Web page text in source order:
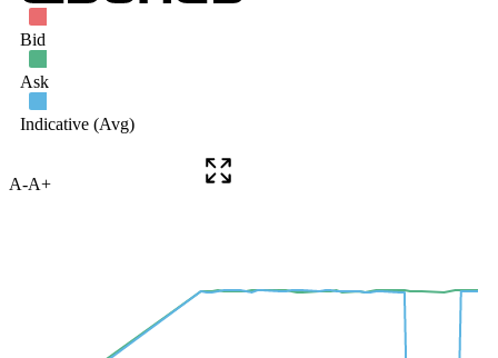
A-A+